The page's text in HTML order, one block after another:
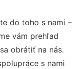
do toho s nami –
vám prehľad
obrátiť na nás.
s nami